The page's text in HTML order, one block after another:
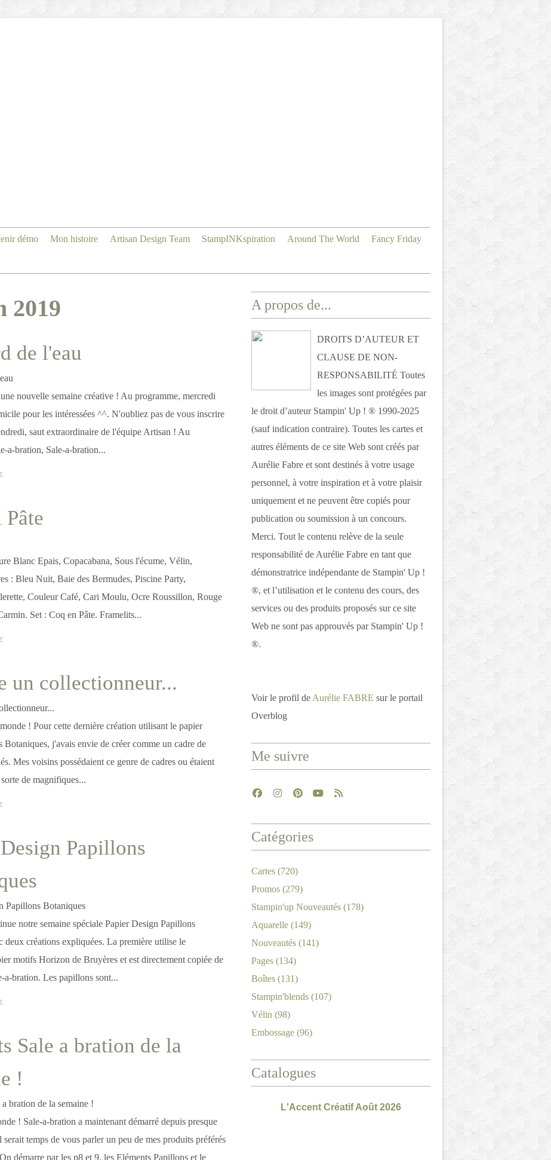
démo Mon histoire Artisan Design Team StampINKspiration Around The World Fancy Friday
2019
de l'eau
nouvelle semaine créative ! Au programme, mercredi
pour les intéressées ^^. N'oubliez pas de vous inscrire
saut extraordinaire de l'équipe Artisan ! Au
a-bration, Sale-a-bration...
Pâte
Blanc Epais, Copacabana, Sous l'écume, Vélin,
: Bleu Nuit, Baie des Bermudes, Piscine Party,
Couleur Café, Cari Moulu, Ocre Roussillon, Rouge
Set : Coq en Pâte. Framelits...
un collectionneur...
! Pour cette dernière création utilisant le papier
Botaniques, j'avais envie de créer comme un cadre de
Mes voisins possédaient ce genre de cadres ou étaient
de magnifiques...
Papillons
notre semaine spéciale Papier Design Papillons
deux créations expliquées. La première utilise le
motifs Horizon de Bruyères et est directement copiée de
a-bration. Les papillons sont...
Sale a bration de la
!
! Sale-a-bration a maintenant démarré depuis presque
serait temps de vous parler un peu de mes produits préférés
démarre par les p8 et 9, les Eléments Papillons et le
A propos de...
DROITS D’AUTEUR ET
CLAUSE DE NON-
RESPONSABILITÉ Toutes
les images sont protégées par
le droit d’auteur Stampin' Up ! ® 1990-2025
(sauf indication contraire). Toutes les cartes et
autres éléments de ce site Web sont créés par
Aurélie Fabre et sont destinés à votre usage
personnel, à votre inspiration et à votre plaisir
uniquement et ne peuvent être copiés pour
publication ou soumission à un concours.
Merci. Tout le contenu relève de la seule
responsabilité de Aurélie Fabre en tant que
démonstratrice indépendante de Stampin' Up !
®, et l’utilisation et le contenu des cours, des
services ou des produits proposés sur ce site
Web ne sont pas approuvés par Stampin' Up !
®.
Voir le profil de Aurélie FABRE sur le portail
Overblog
Me suivre
Catégories
Cartes (720)
Promos (279)
Stampin'up Nouveautés (178)
Aquarelle (149)
Nouveautés (141)
Pages (134)
Boîtes (131)
Stampin'blends (107)
Vélin (98)
Embossage (96)
Catalogues
L'Accent Créatif Août 2026